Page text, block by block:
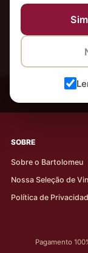
Mais de
SOBRE
Sobre o Bartolomeu
Nossa Seleção de
Política de
Pagamento